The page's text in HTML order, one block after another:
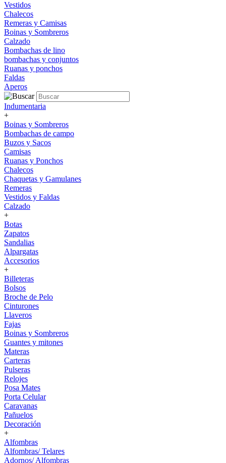
Vestidos
Chalecos
Remeras y Camisas
Boinas y Sombreros
Calzado
Bombachas de lino
bombachas y conjuntos
Ruanas y ponchos
Faldas
Aperos
Indumentaria
+
Boinas y Sombreros
Bombachas de campo
Buzos y Sacos
Camisas
Ruanas y Ponchos
Chalecos
Chaquetas y Gamulanes
Remeras
Vestidos y Faldas
Calzado
+
Botas
Zapatos
Sandalias
Alpargatas
Accesorios
+
Billeteras
Bolsos
Broche de Pelo
Cinturones
Llaveros
Fajas
Boinas y Sombreros
Guantes y mitones
Materas
Carteras
Pulseras
Relojes
Posa Mates
Porta Celular
Caravanas
Pañuelos
Decoración
+
Alfombras
Alfombras/ Telares
Adornos/ Alfombras